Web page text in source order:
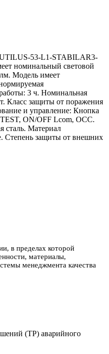
53-L1-STABILAR3-
номинальный световой
Модель имеет
3 ч. Номинальная
Класс защиты от поражения
и управление: Кнопка
ON/OFF Lcom, OCC.
сталь. Материал
Степень защиты от внешних
в пределах которой
материалы,
менеджмента качества
(ТР) аварийного